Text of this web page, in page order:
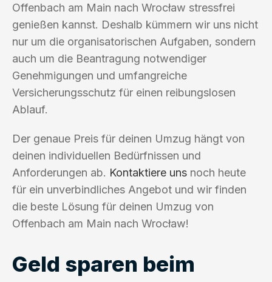
Offenbach am Main nach Wrocław stressfrei
genießen kannst. Deshalb kümmern wir uns nicht
nur um die organisatorischen Aufgaben, sondern
auch um die Beantragung notwendiger
Genehmigungen und umfangreiche
Versicherungsschutz für einen reibungslosen
Ablauf.
Der genaue Preis für deinen Umzug hängt von
deinen individuellen Bedürfnissen und
Anforderungen ab. Kontaktiere uns noch heute
für ein unverbindliches Angebot und wir finden
die beste Lösung für deinen Umzug von
Offenbach am Main nach Wrocław!
Geld sparen beim